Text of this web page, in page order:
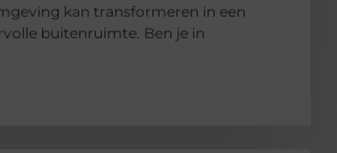
kan transformeren in een
buitenruimte. Ben je in